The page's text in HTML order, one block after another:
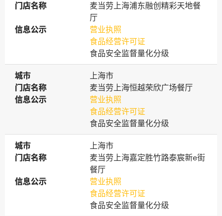
门店名称
门店名称
麦当劳上海浦东融创精彩天地餐
厅
信息公示
信息公示
营业执照
食品经营许可证
食品安全监督量化分级
城市
城市
上海市
门店名称
门店名称
麦当劳上海恒越荣欣广场餐厅
信息公示
信息公示
营业执照
食品经营许可证
食品安全监督量化分级
城市
城市
上海市
门店名称
门店名称
麦当劳上海嘉定胜竹路泰宸新e街
餐厅
信息公示
信息公示
营业执照
食品经营许可证
食品安全监督量化分级